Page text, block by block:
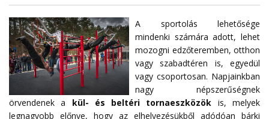
A sportolás lehetősége
mindenki számára adott, lehet
mozogni edzőteremben, otthon
vagy szabadtéren is, egyedül
vagy csoportosan. Napjainkban
nagy népszerűségnek
örvendenek a kül- és beltéri tornaeszközök is, melyek
legnagyobb előnye, hogy az elhelyezésükből adódóan bárki